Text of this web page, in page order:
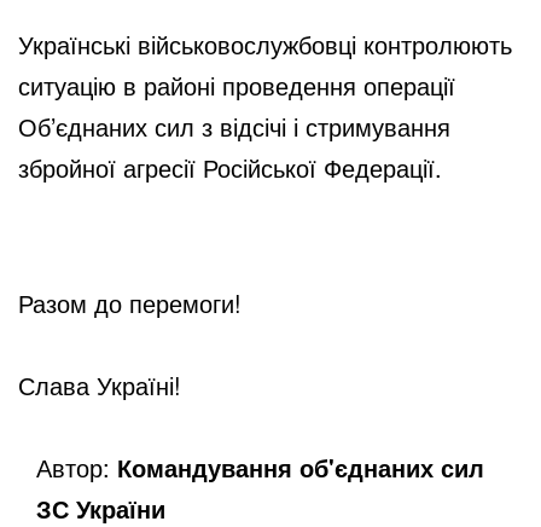
Українські військовослужбовці контролюють
ситуацію в районі проведення операції
Об’єднаних сил з відсічі і стримування
збройної агресії Російської Федерації.
Разом до перемоги!
Слава Україні!
Автор: Командування об'єднаних сил
ЗС України